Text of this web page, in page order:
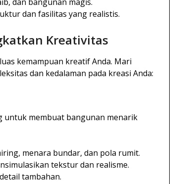
dan fasilitas yang realistis.
Kreativitas
kemampuan kreatif Anda. Mari
dan kedalaman pada kreasi Anda:
untuk membuat bangunan menarik
menara bundar, dan pola rumit.
tekstur dan realisme.
tambahan.